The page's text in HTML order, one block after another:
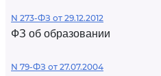
N 273-ФЗ от 29.12.2012
ФЗ об образовании
N 79-ФЗ от 27.07.2004